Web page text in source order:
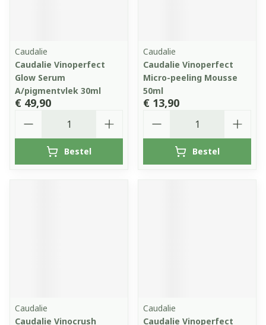
Caudalie
Caudalie Vinoperfect
Glow Serum
A/pigmentvlek 30ml
€ 49,90
Bestel
Caudalie
Caudalie Vinoperfect
Micro-peeling Mousse
50ml
€ 13,90
Bestel
Caudalie
Caudalie Vinocrush
Caudalie
Caudalie Vinoperfect